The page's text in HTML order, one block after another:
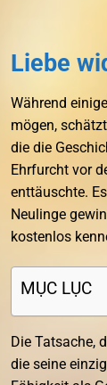
Liebe
Während
mögen,
die die
Ehrfurcht vor
enttäuschte.
Neulinge
kostenlos
MỤC LỤC
Die Tatsache,
die seine